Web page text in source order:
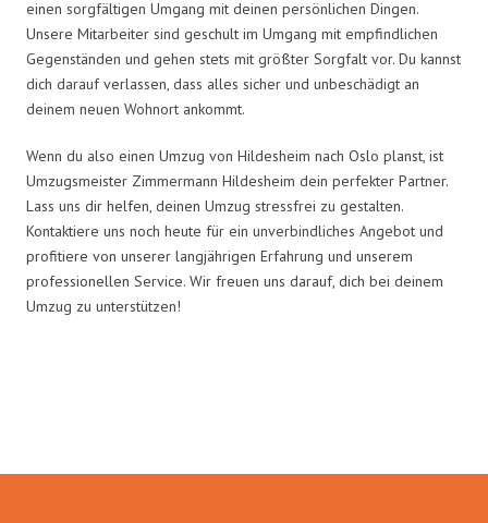
einen sorgfältigen Umgang mit deinen persönlichen Dingen.
Unsere Mitarbeiter sind geschult im Umgang mit empfindlichen
Gegenständen und gehen stets mit größter Sorgfalt vor. Du kannst
dich darauf verlassen, dass alles sicher und unbeschädigt an
deinem neuen Wohnort ankommt.
Wenn du also einen Umzug von Hildesheim nach Oslo planst, ist
Umzugsmeister Zimmermann Hildesheim dein perfekter Partner.
Lass uns dir helfen, deinen Umzug stressfrei zu gestalten.
Kontaktiere uns noch heute für ein unverbindliches Angebot und
profitiere von unserer langjährigen Erfahrung und unserem
professionellen Service. Wir freuen uns darauf, dich bei deinem
Umzug zu unterstützen!